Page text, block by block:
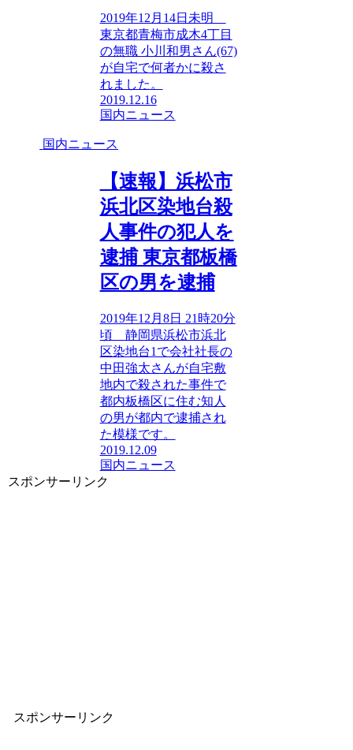
2019年12月14日未明
東京都青梅市成木4丁目
の無職 小川和男さん(67)
が自宅で何者かに殺さ
れました。
2019.12.16
国内ニュース
国内ニュース
【速報】浜松市
浜北区染地台殺
人事件の犯人を
逮捕 東京都板橋
区の男を逮捕
2019年12月8日 21時20分
頃 静岡県浜松市浜北
区染地台1で会社社長の
中田強太さんが自宅敷
地内で殺された事件で
都内板橋区に住む知人
の男が都内で逮捕され
た模様です。
2019.12.09
国内ニュース
スポンサーリンク
スポンサーリンク